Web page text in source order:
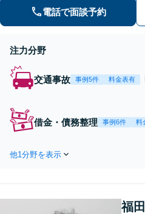
償額
法人
電話で面談予約
注力分野
交通事故 事例5件 料金表有
借金・債務整理 事例6件 料
他1分野を表示
福